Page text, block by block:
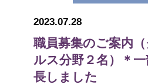
2023.07.28
職員募集のご案内
ルス分野２名）＊
長しました